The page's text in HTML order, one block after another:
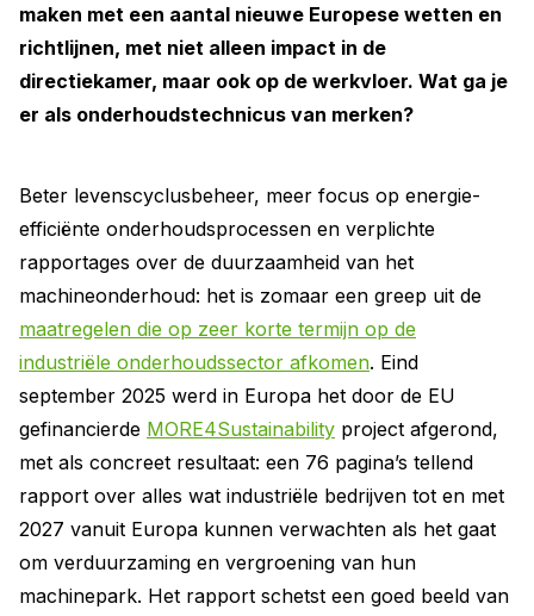
maken met een aantal nieuwe Europese wetten en
richtlijnen, met niet alleen impact in de
directiekamer, maar ook op de werkvloer. Wat ga je
er als onderhoudstechnicus van merken?
Beter levenscyclusbeheer, meer focus op energie-
efficiënte onderhoudsprocessen en verplichte
rapportages over de duurzaamheid van het
machineonderhoud:­ het is zomaar een greep uit de
maatregelen die op zeer korte termijn op de
industriële­ onderhoudssector afkomen. Eind
september 2025 werd in Europa het door de EU
gefinancierde MORE4Sustainability project afgerond,
met als concreet resultaat: een 76 pagina’s tellend
rapport over alles wat industriële bedrijven tot en met
2027 vanuit Europa kunnen verwachten als het gaat
om verduurzaming en vergroening van hun
machinepark. Het rapport schetst een goed beeld van